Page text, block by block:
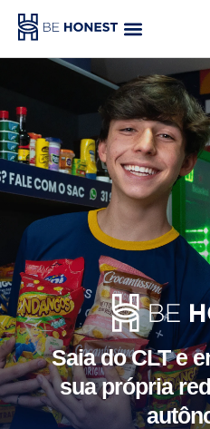
Saia do CLT e
sua própria